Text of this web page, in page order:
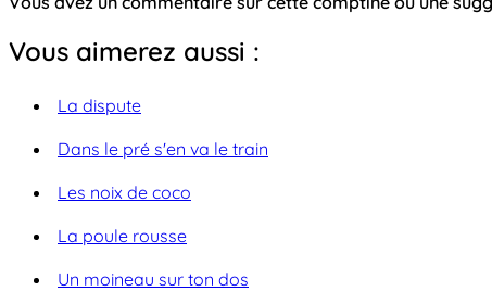
Vous aimerez aussi :
La dispute
Dans le pré s'en va le train
Les noix de coco
La poule rousse
Un moineau sur ton dos